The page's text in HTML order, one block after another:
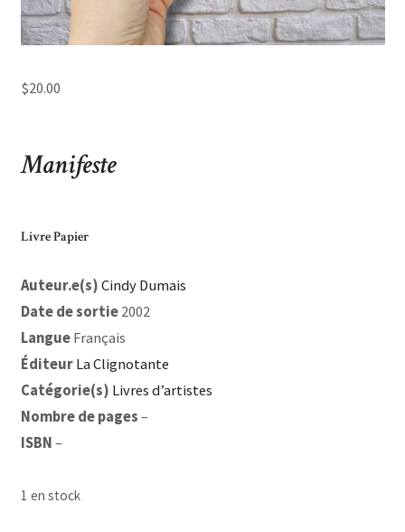
$20.00
Manifeste
Livre Papier
Auteur.e(s)Cindy Dumais
Date de sortie2002
LangueFrançais
Éditeur La Clignotante
Catégorie(s) Livres d’artistes
Nombre de pages–
ISBN–
1 en stock